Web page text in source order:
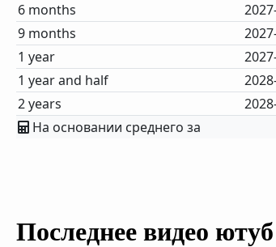
6 months
9 months
1 year
1 year and half
2 years
На основании среднего за
Последнее видео